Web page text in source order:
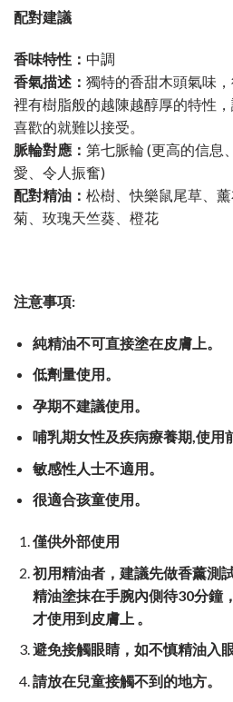
配對建議
香味特性： 中調
香氣描述： 獨特的香甜木頭氣味
裡有樹脂般的越陳越醇厚的特性
喜歡的就難以接受。
脈輪對應： 第七脈輪 (更高的信息
愛、令人振奮)
配對精油： 松樹、快樂鼠尾草、
菊、玫瑰天竺葵、橙花
注意事項:
純精油不可直接塗在皮膚上。
低劑量使用。
孕期不建議使用。
哺乳期女性及疾病療養期,使用
敏感性人士不適用。
很適合孩童使用。
僅供外部使用
初用精油者，建議先做香薰測
精油塗抹在手腕內側待30分鐘
才使用到皮膚上 。
避免接觸眼睛，如不慎精油入
請放在兒童接觸不到的地方。